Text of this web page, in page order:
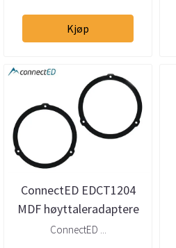
Kjøp
ConnectED EDCT1204
MDF høyttaleradaptere
(165mm) Citroen
ConnectED ...